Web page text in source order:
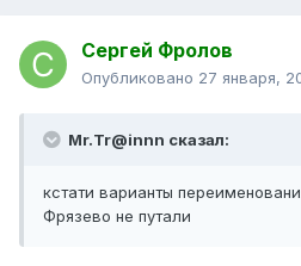
Сергей Фролов
Опубликовано 27 января,
Mr.Tr@innn сказал:
кстати варианты
Фрязево не путали